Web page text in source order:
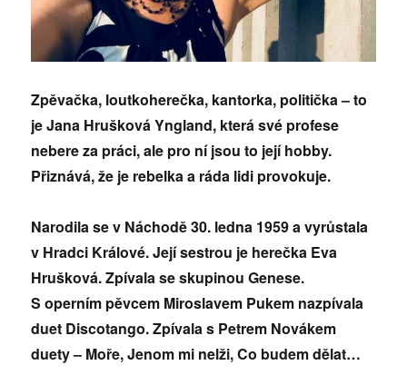
Zpěvačka, loutkoherečka, kantorka, politička – to
je Jana Hrušková Yngland, která své profese
nebere za práci, ale pro ní jsou to její hobby.
Přiznává, že je rebelka a ráda lidi provokuje.
Narodila se v Náchodě 30. ledna 1959 a vyrůstala
v Hradci Králové. Její sestrou je herečka Eva
Hrušková. Zpívala se skupinou Genese.
S operním pěvcem Miroslavem Pukem nazpívala
duet Discotango. Zpívala s Petrem Novákem
duety – Moře, Jenom mi nelži, Co budem dělat…